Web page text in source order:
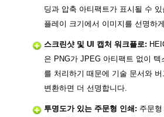
딩과 압축 아티팩트가 표시될 수
플레이 크기에서 이미지를 선명하
스크린샷 및 UI 캡처 워크플로:
은 PNG가 JPEG 아티팩트 없이 텍
를 처리하기 때문에 기술 문서와
변환하면 더 선명합니다.
투명도가 있는 주문형 인쇄: 주문